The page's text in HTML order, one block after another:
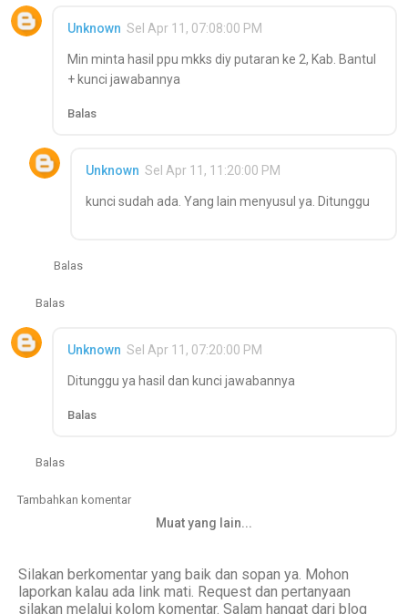
Unknown Sel Apr 11, 07:08:00 PM
Min minta hasil ppu mkks diy putaran ke 2, Kab. Bantul
+ kunci jawabannya
Balas
Unknown Sel Apr 11, 11:20:00 PM
kunci sudah ada. Yang lain menyusul ya. Ditunggu
Balas
Balas
Unknown Sel Apr 11, 07:20:00 PM
Ditunggu ya hasil dan kunci jawabannya
Balas
Balas
Tambahkan komentar
Muat yang lain...
Silakan berkomentar yang baik dan sopan ya. Mohon
laporkan kalau ada link mati. Request dan pertanyaan
silakan melalui kolom komentar. Salam hangat dari blog